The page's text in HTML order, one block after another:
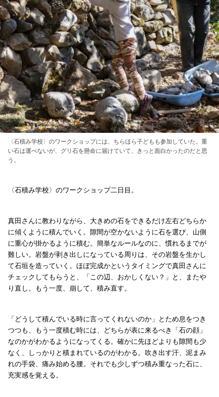
〈石積み学校〉のワークショップには、ちらほら子どもも参加していた。重
い石は運べないが、グリ石を懸命に届けていて、きっと面白かったのだと思
う。
〈石積み学校〉のワークショップ二日目。
真田さんに教わりながら、大きめの石をできるだけ左右どちらか
に傾くように積んでいく。隙間が空かないように石を選び、山側
に重心が掛かるように積む。簡単なルールなのに、慣れるまでが
難しい。岩盤が剥き出しになっている周りは、その岩盤を生かし
て石垣を造っていく。ほぼ完成かというタイミングで真田さんに
チェックしてもらうと、「この辺、おかしくない？」と、またや
り直し。もう一度、崩して、積み直す。
「どうして積んでいる時に言ってくれないのか」とため息をつき
つつも、もう一度積む時には、どちらが表に来るべき「石の顔」
なのかがわかるようになってくる。確かに先ほどよりも隙間も少
なく、しっかりと積まれているのがわかる。吹き出す汗、泥まみ
れの手袋、痛み始める腰。それでも少しずつ積み重なった石に、
充実感を覚える。